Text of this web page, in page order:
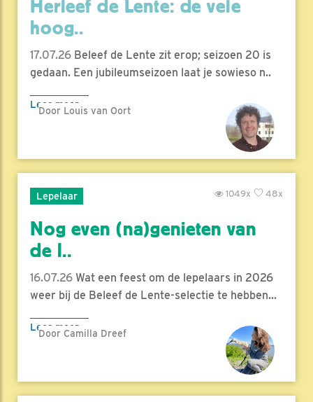
Herleef de Lente: de vele
hoog..
17.07.26 Beleef de Lente zit erop; seizoen 20 is
gedaan. Een jubileumseizoen laat je sowieso n..
Lees meer
Door Louis van Oort
Lepelaar 48x
1049x
Nog even (na)genieten van
de l..
16.07.26 Wat een feest om de lepelaars in 2026
weer bij de Beleef de Lente-selectie te hebben...
Lees meer
Door Camilla Dreef